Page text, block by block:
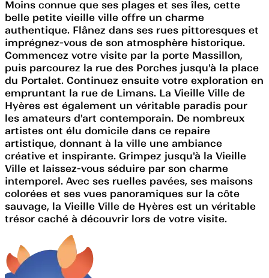
Moins connue que ses plages et ses îles, cette
belle petite vieille ville offre un charme
authentique. Flânez dans ses rues pittoresques et
imprégnez-vous de son atmosphère historique.
Commencez votre visite par la porte Massillon,
puis parcourez la rue des Porches jusqu'à la place
du Portalet. Continuez ensuite votre exploration en
empruntant la rue de Limans. La Vieille Ville de
Hyères est également un véritable paradis pour
les amateurs d'art contemporain. De nombreux
artistes ont élu domicile dans ce repaire
artistique, donnant à la ville une ambiance
créative et inspirante. Grimpez jusqu'à la Vieille
Ville et laissez-vous séduire par son charme
intemporel. Avec ses ruelles pavées, ses maisons
colorées et ses vues panoramiques sur la côte
sauvage, la Vieille Ville de Hyères est un véritable
trésor caché à découvrir lors de votre visite.